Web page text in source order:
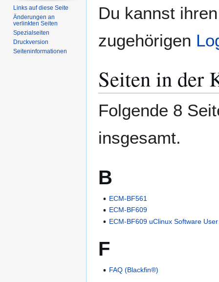
Du kannst
zugehörigen
Seiten in der
Folgende 8
insgesamt.
B
ECM-BF561
ECM-BF609
ECM-BF609 uClinux Software
F
FAQ (Blackfin®)
Links auf diese Seite
Änderungen an
verlinkten Seiten
Spezialseiten
Druckversion
Seiten­­informationen